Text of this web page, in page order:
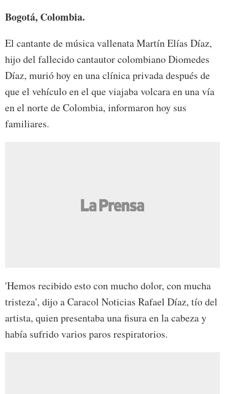
Bogotá, Colombia.
El cantante de música vallenata Martín Elías Díaz,
hijo del fallecido cantautor colombiano Diomedes
Díaz, murió hoy en una clínica privada después de
que el vehículo en el que viajaba volcara en una vía
en el norte de Colombia, informaron hoy sus
familiares.
'Hemos recibido esto con mucho dolor, con mucha
tristeza', dijo a Caracol Noticias Rafael Díaz, tío del
artista, quien presentaba una fisura en la cabeza y
había sufrido varios paros respiratorios.